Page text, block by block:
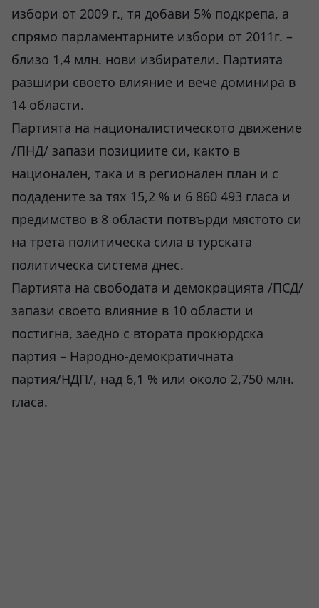
избори от 2009 г., тя добави 5% подкрепа, а
спрямо парламентарните избори от 2011г. –
близо 1,4 млн. нови избиратели. Партията
разшири своето влияние и вече доминира в
14 области.
Партията на националистическото движение
/ПНД/ запази позициите си, както в
национален, така и в регионален план и с
подадените за тях 15,2 % и 6 860 493 гласа и
предимство в 8 области потвърди мястото си
на трета политическа сила в турската
политическа система днес.
Партията на свободата и демокрацията /ПСД/
запази своето влияние в 10 области и
постигна, заедно с втората прокюрдска
партия – Народно-демократичната
партия/HДП/, над 6,1 % или около 2,750 млн.
гласа.